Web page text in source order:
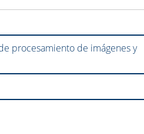
procesamiento de imágenes y